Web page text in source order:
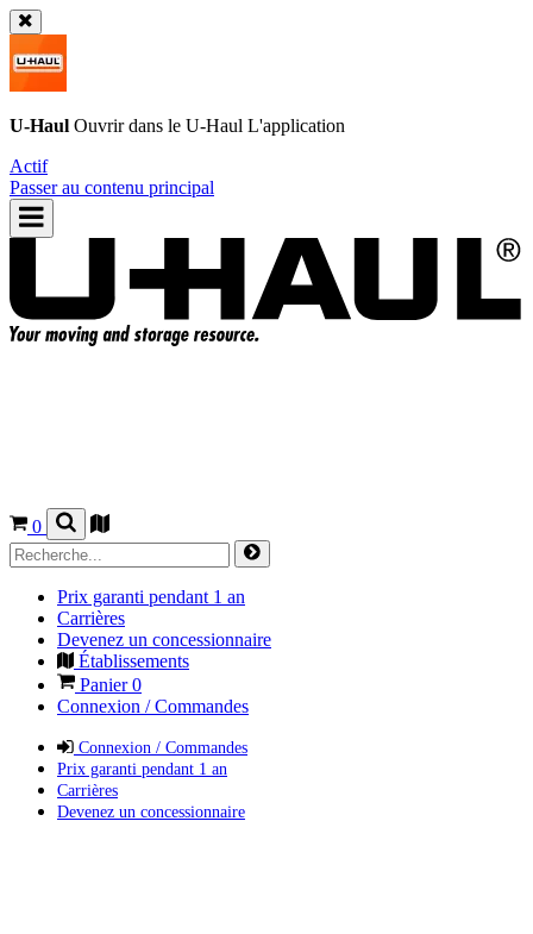
U-Haul Ouvrir dans le U-Haul L'application
Actif
Passer au contenu principal
0
Prix garanti pendant 1 an
Carrières
Devenez un concessionnaire
Établissements
Panier0
Connexion / Commandes
Connexion / Commandes
Prix garanti pendant 1 an
Carrières
Devenez un concessionnaire